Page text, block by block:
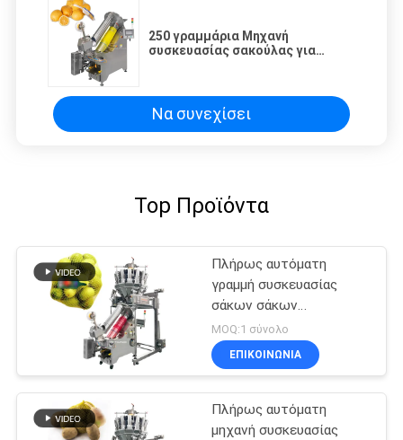
250 γραμμάρια Μηχανή
συσκευασίας σακούλας για
Να συνεχίσει
Top Προϊόντα
Πλήρως αυτόματη
γραμμή συσκευασίας
σάκων σάκων
κρεμμυδιού μηχανή
κοπής σάκων σάκων
σκόρδου
MOQ:1 σύνολο
ΕΠΙΚΟΙΝΩΝΙΑ
Πλήρως αυτόματη
μηχανή συσκευασίας